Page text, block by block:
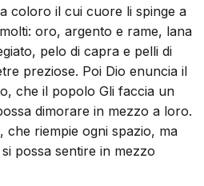
coloro il cui cuore li spinge a
oro, argento e rame, lana
pelo di capra e pelli di
preziose. Poi Dio enuncia il
che il popolo Gli faccia un
dimorare in mezzo a loro.
che riempie ogni spazio, ma
possa sentire in mezzo